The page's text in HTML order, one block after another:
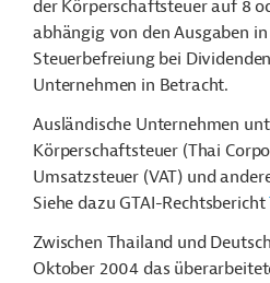
der Körperschaftsteuer auf 8
abhängig von den Ausgaben
Steuerbefreiung bei
Unternehmen in Betracht.
Ausländische Unternehmen
Körperschaftsteuer (Thai
Umsatzsteuer (VAT) und
Siehe dazu GTAI-Rechtsbericht
Zwischen Thailand und
Oktober 2004 das